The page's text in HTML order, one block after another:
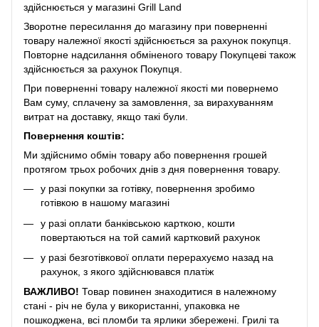
здійснюється у магазині Grill Land
Зворотне пересилання до магазину при поверненні
товару належної якості здійснюється за рахунок покупця.
Повторне надсилання обміненого товару Покупцеві також
здійснюється за рахунок Покупця.
При поверненні товару належної якості ми повернемо
Вам суму, сплачену за замовлення, за вирахуванням
витрат на доставку, якщо такі були.
Повернення коштів:
Ми здійснимо обмін товару або повернення грошей
протягом трьох робочих днів з дня повернення товару.
у разі покупки за готівку, повернення зробимо
готівкою в нашому магазині
у разі оплати банківською карткою, кошти
повертаються на той самий картковий рахунок
у разі безготівкової оплати перерахуємо назад на
рахунок, з якого здійснювався платіж
ВАЖЛИВО! Товар повинен знаходитися в належному
стані - річ не була у використанні, упаковка не
пошкоджена, всі пломби та ярлики збережені. Грилі та